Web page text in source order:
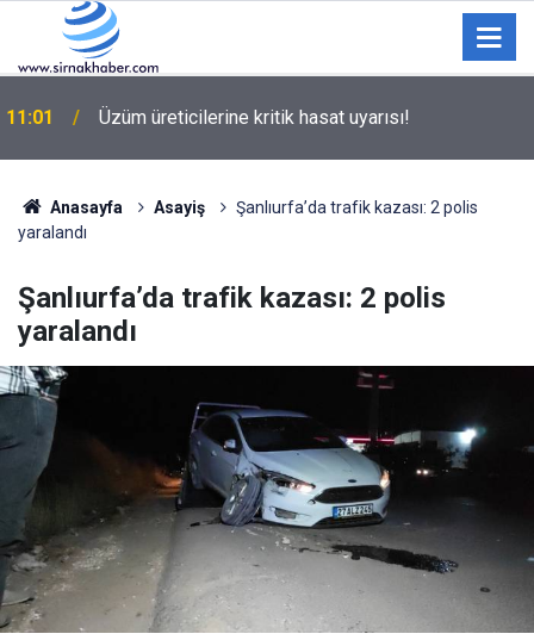
11:01 Üzüm üreticilerine kritik hasat uyarısı!
Anasayfa Asayiş
Şanlıurfa’da trafik kazası: 2 polis
yaralandı
Şanlıurfa’da trafik kazası: 2 polis
yaralandı